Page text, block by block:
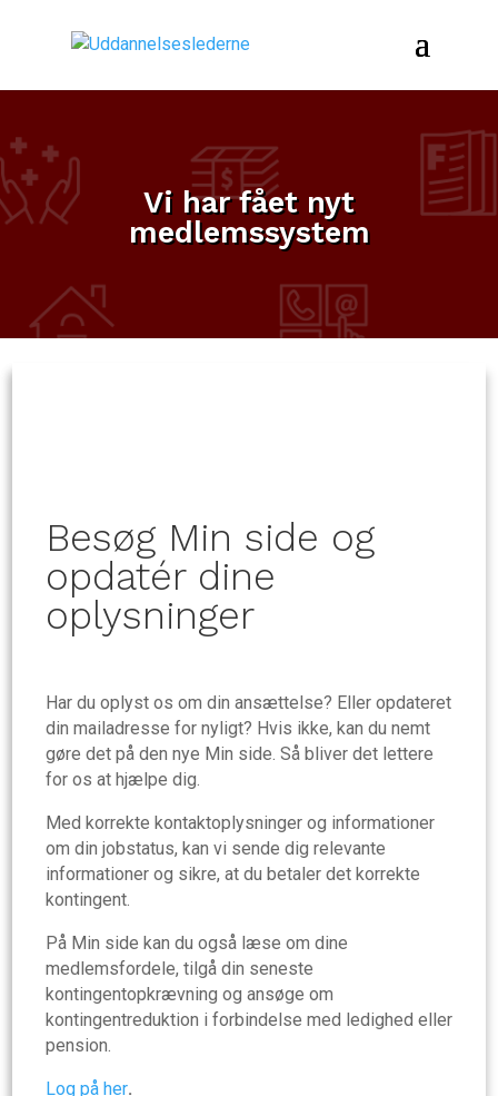
Vi har fået nyt
medlemssystem
Besøg Min side og
opdatér dine
oplysninger
Har du oplyst os om din ansættelse? Eller opdateret
din mailadresse for nyligt? Hvis ikke, kan du nemt
gøre det på den nye Min side. Så bliver det lettere
for os at hjælpe dig.
Med korrekte kontaktoplysninger og informationer
om din jobstatus, kan vi sende dig relevante
informationer og sikre, at du betaler det korrekte
kontingent.
På Min side kan du også læse om dine
medlemsfordele, tilgå din seneste
kontingentopkrævning og ansøge om
kontingentreduktion i forbindelse med ledighed eller
pension.
Log på her.